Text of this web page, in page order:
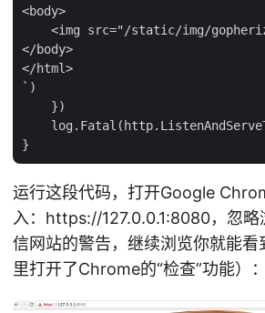
<body>
<img src="/static/img/
</body>
</html>
`)
    })
运行这段代码，打开Google
入：https://127.0.0.1:8080，忽略
信网站的警告，继续浏览你就能看
里打开了Chrome的“检查”功能）：